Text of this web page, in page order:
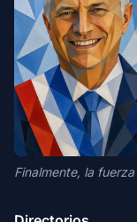
Finalmente, la